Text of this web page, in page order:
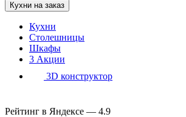
Кухни на заказ
Кухни
Столешницы
Шкафы
3 Акции
3D конструктор
Рейтинг в Яндексе — 4.9